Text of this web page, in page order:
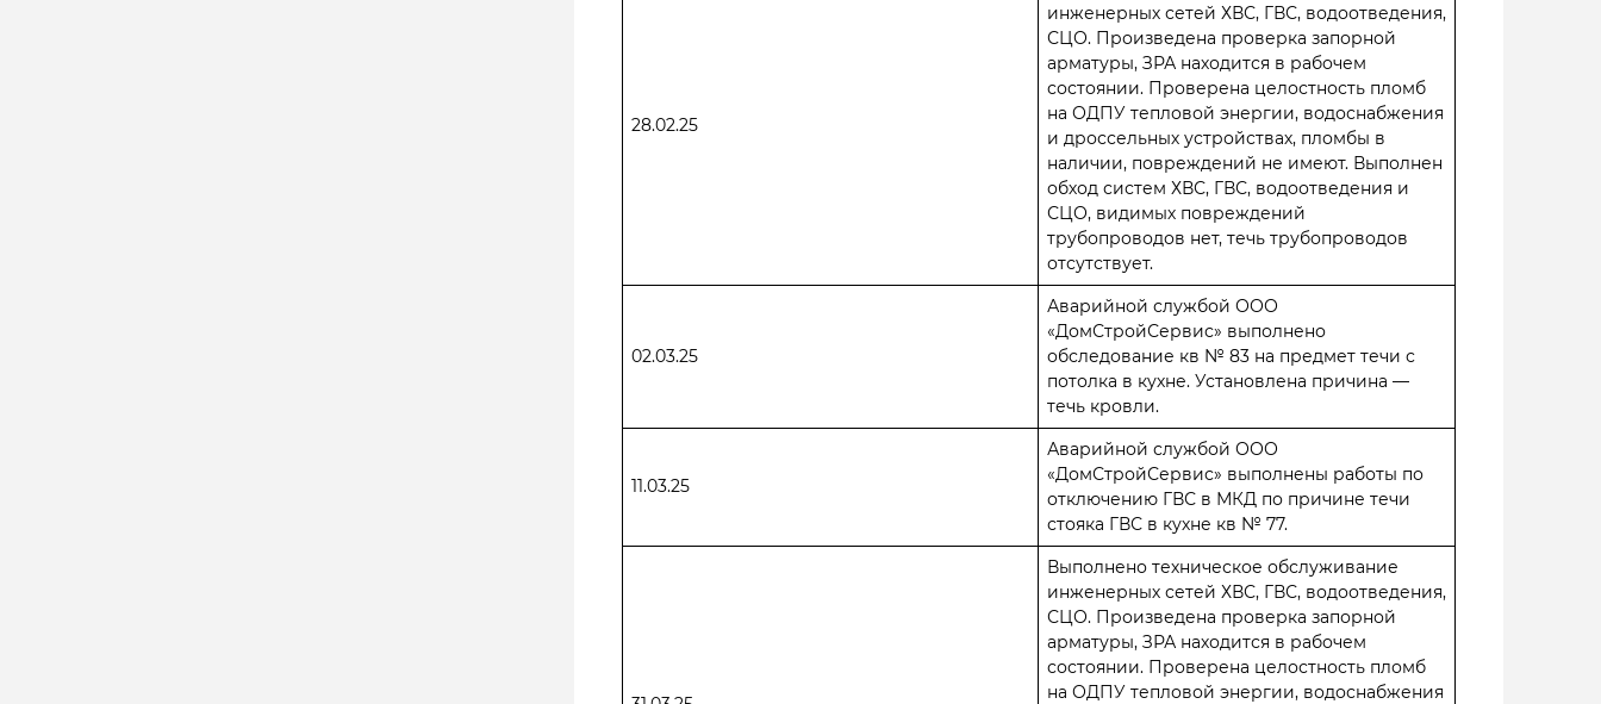
28.02.25
инженерных сетей ХВС, ГВС, водоотведения,
СЦО. Произведена проверка запорной
арматуры, ЗРА находится в рабочем
состоянии. Проверена целостность пломб
на ОДПУ тепловой энергии, водоснабжения
и дроссельных устройствах, пломбы в
наличии, повреждений не имеют. Выполнен
обход систем ХВС, ГВС, водоотведения и
СЦО, видимых повреждений
трубопроводов нет, течь трубопроводов
отсутствует.
02.03.25
Аварийной службой ООО
«ДомСтройСервис» выполнено
обследование кв № 83 на предмет течи с
потолка в кухне. Установлена причина —
течь кровли.
11.03.25
Аварийной службой ООО
«ДомСтройСервис» выполнены работы по
отключению ГВС в МКД по причине течи
стояка ГВС в кухне кв № 77.
Выполнено техническое обслуживание
инженерных сетей ХВС, ГВС, водоотведения,
СЦО. Произведена проверка запорной
арматуры, ЗРА находится в рабочем
состоянии. Проверена целостность пломб
на ОДПУ тепловой энергии, водоснабжения